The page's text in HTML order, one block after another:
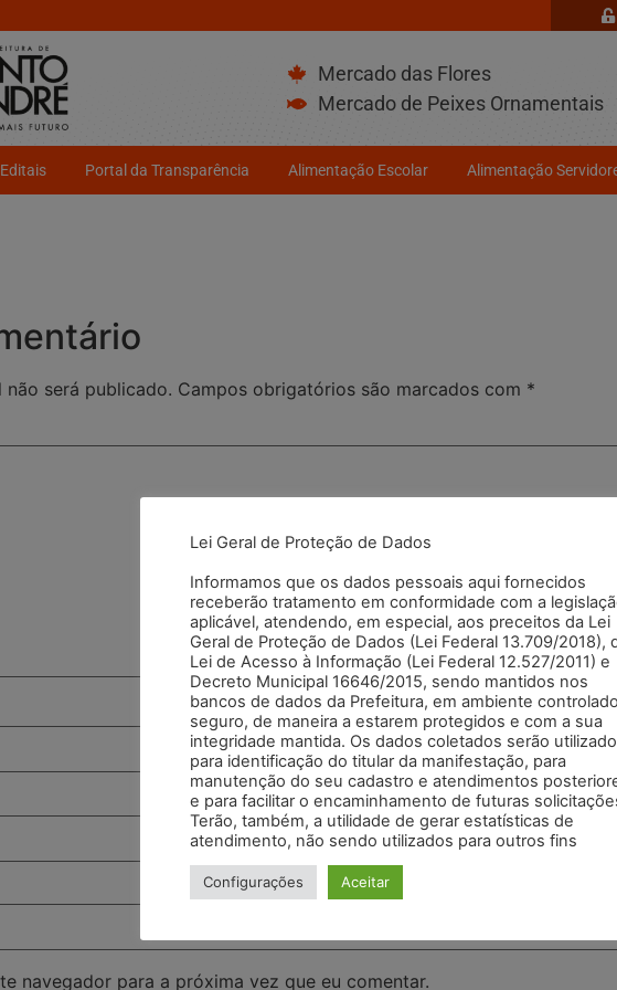
Mercado das Flores
Mercado de Peixes Ornamentais
Portal da Transparência Alimentação Escolar Alimentação
não será publicado. Campos obrigatórios são marcados com *
navegador para a próxima vez que eu comentar.
Lei Geral de Proteção de Dados
Informamos que os dados pessoais aqui fornecidos
receberão tratamento em conformidade com a
aplicável, atendendo, em especial, aos preceitos da Lei
Geral de Proteção de Dados (Lei Federal 13.709/2018),
Lei de Acesso à Informação (Lei Federal 12.527/2011) e
Decreto Municipal 16646/2015, sendo mantidos nos
bancos de dados da Prefeitura, em ambiente
seguro, de maneira a estarem protegidos e com a sua
integridade mantida. Os dados coletados serão
para identificação do titular da manifestação, para
manutenção do seu cadastro e atendimentos
e para facilitar o encaminhamento de futuras
Terão, também, a utilidade de gerar estatísticas de
atendimento, não sendo utilizados para outros fins
Configurações Aceitar